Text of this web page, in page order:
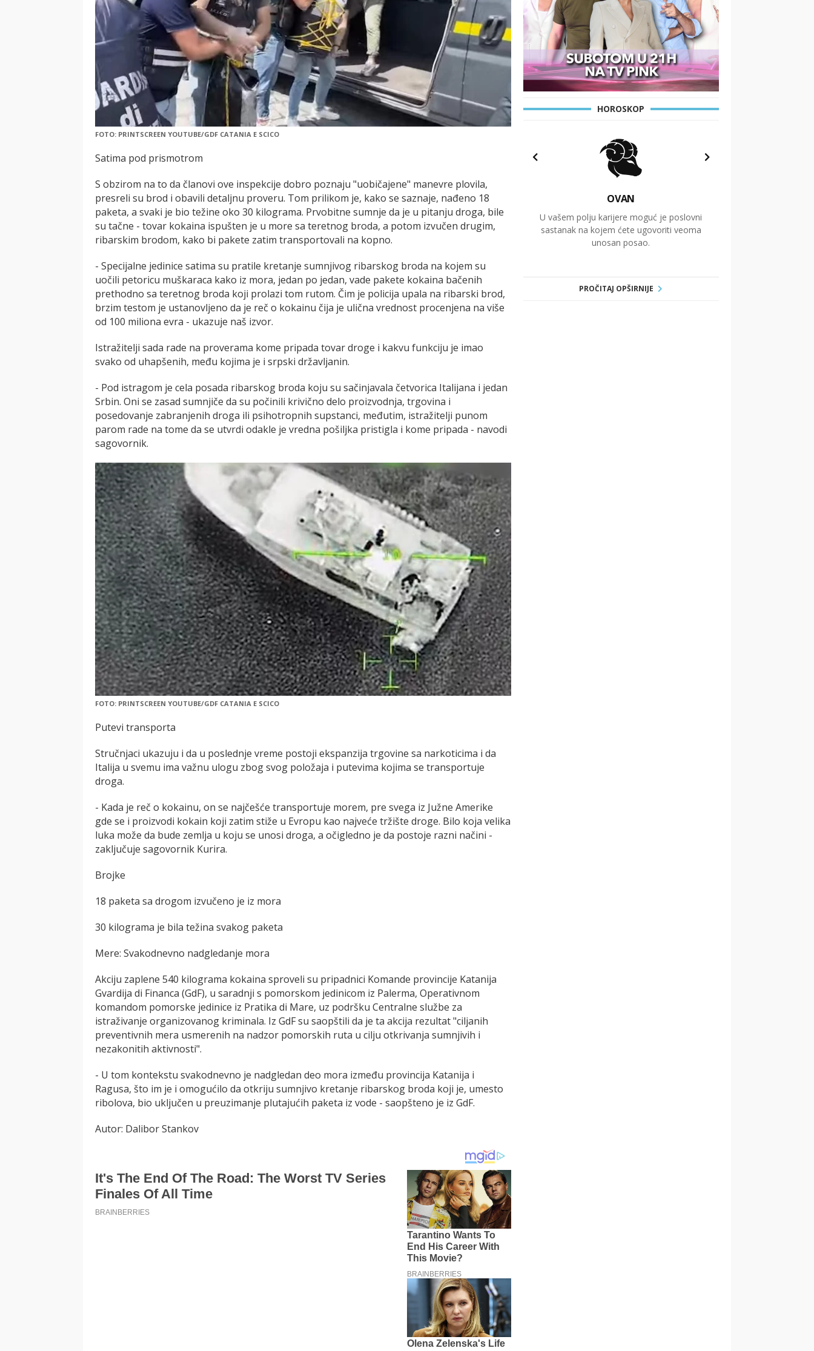
FOTO: PRINTSCREEN YOUTUBE/GDF CATANIA E SCICO
Satima pod prismotrom
S obzirom na to da članovi ove inspekcije dobro poznaju "uobičajene" manevre plovila,
presreli su brod i obavili detaljnu proveru. Tom prilikom je, kako se saznaje, nađeno 18
paketa, a svaki je bio težine oko 30 kilograma. Prvobitne sumnje da je u pitanju droga, bile
su tačne - tovar kokaina ispušten je u more sa teretnog broda, a potom izvučen drugim,
ribarskim brodom, kako bi pakete zatim transportovali na kopno.
- Specijalne jedinice satima su pratile kretanje sumnjivog ribarskog broda na kojem su
uočili petoricu muškaraca kako iz mora, jedan po jedan, vade pakete kokaina bačenih
prethodno sa teretnog broda koji prolazi tom rutom. Čim je policija upala na ribarski brod,
brzim testom je ustanovljeno da je reč o kokainu čija je ulična vrednost procenjena na više
od 100 miliona evra - ukazuje naš izvor.
Istražitelji sada rade na proverama kome pripada tovar droge i kakvu funkciju je imao
svako od uhapšenih, među kojima je i srpski državljanin.
- Pod istragom je cela posada ribarskog broda koju su sačinjavala četvorica Italijana i jedan
Srbin. Oni se zasad sumnjiče da su počinili krivično delo proizvodnja, trgovina i
posedovanje zabranjenih droga ili psihotropnih supstanci, međutim, istražitelji punom
parom rade na tome da se utvrdi odakle je vredna pošiljka pristigla i kome pripada - navodi
sagovornik.
FOTO: PRINTSCREEN YOUTUBE/GDF CATANIA E SCICO
Putevi transporta
Stručnjaci ukazuju i da u poslednje vreme postoji ekspanzija trgovine sa narkoticima i da
Italija u svemu ima važnu ulogu zbog svog položaja i putevima kojima se transportuje
droga.
- Kada je reč o kokainu, on se najčešće transportuje morem, pre svega iz Južne Amerike
gde se i proizvodi kokain koji zatim stiže u Evropu kao najveće tržište droge. Bilo koja velika
luka može da bude zemlja u koju se unosi droga, a očigledno je da postoje razni načini -
zaključuje sagovornik Kurira.
Brojke
18 paketa sa drogom izvučeno je iz mora
30 kilograma je bila težina svakog paketa
Mere: Svakodnevno nadgledanje mora
Akciju zaplene 540 kilograma kokaina sproveli su pripadnici Komande provincije Katanija
Gvardija di Financa (GdF), u saradnji s pomorskom jedinicom iz Palerma, Operativnom
komandom pomorske jedinice iz Pratika di Mare, uz podršku Centralne službe za
istraživanje organizovanog kriminala. Iz GdF su saopštili da je ta akcija rezultat "ciljanih
preventivnih mera usmerenih na nadzor pomorskih ruta u cilju otkrivanja sumnjivih i
nezakonitih aktivnosti".
- U tom kontekstu svakodnevno je nadgledan deo mora između provincija Katanija i
Ragusa, što im je i omogućilo da otkriju sumnjivo kretanje ribarskog broda koji je, umesto
ribolova, bio uključen u preuzimanje plutajućih paketa iz vode - saopšteno je iz GdF.
Autor: Dalibor Stankov
HOROSKOP
OVAN
U vašem polju karijere moguć je poslovni
sastanak na kojem ćete ugovoriti veoma
unosan posao.
PROČITAJ OPŠIRNIJE